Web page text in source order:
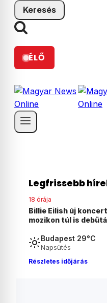
ÉLŐ
Legfrissebb
19 órája
Energiaválság: a
kormány lépéseivel,
Budapest 29°C
Napsütés
Részletes időjárás